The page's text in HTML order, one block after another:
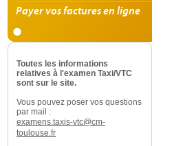
Payer vos factures en ligne
Toutes les informations
relatives à l'examen Taxi/VTC
sont sur le site.
Vous pouvez poser vos questions
par mail :
examens.taxis-vtc@cm-
toulouse.fr